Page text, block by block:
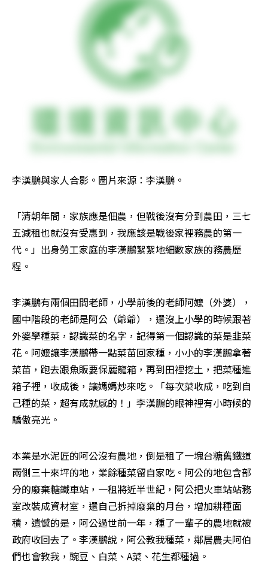
李漢鵬與家人合影。圖片來源：李漢鵬。
「清朝年間，家族應是佃農，但戰後沒有分到農田，三七
五減租也就沒有受惠到，我應該是戰後家裡務農的第一
代。」出身勞工家庭的李漢鵬絮絮地細數家族的務農歷
程。
李漢鵬有兩個田間老師，小學前後的老師阿嬤（外婆），
國中階段的老師是阿公（爺爺），還沒上小學的時候跟著
外婆學種菜，認識菜的名字，記得第一個認識的菜是韭菜
花。阿嬤讓李漢鵬帶一點菜苗回家種，小小的李漢鵬拿著
菜苗，跑去跟魚販要保麗龍箱，再到田裡挖土，把菜種進
箱子裡，收成後，讓媽媽炒來吃。「每次菜收成，吃到自
己種的菜，超有成就感的！」李漢鵬的眼神裡有小時候的
驕傲亮光。
本業是水泥匠的阿公沒有農地，倒是租了一塊台糖舊鐵道
兩側三十來坪的地，業餘種菜留自家吃。阿公的地包含部
分的廢棄糖鐵車站，一租將近半世紀，阿公把火車站站務
室改裝成資材室，還自己拆掉廢棄的月台，增加耕種面
積，遺憾的是，阿公過世前一年，種了一輩子的農地就被
政府收回去了。李漢鵬說，阿公教我種菜，鄰居農夫阿伯
們也會教我，豌豆、白菜、A菜、花生都種過。